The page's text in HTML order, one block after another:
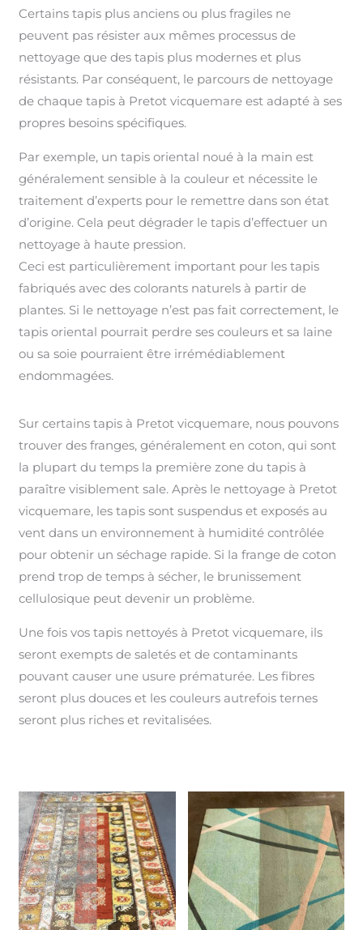
Certains tapis plus anciens ou plus fragiles ne
peuvent pas résister aux mêmes processus de
nettoyage que des tapis plus modernes et plus
résistants. Par conséquent, le parcours de nettoyage
de chaque tapis à Pretot vicquemare est adapté à ses
propres besoins spécifiques.
Par exemple, un tapis oriental noué à la main est
généralement sensible à la couleur et nécessite le
traitement d’experts pour le remettre dans son état
d’origine. Cela peut dégrader le tapis d’effectuer un
nettoyage à haute pression.
Ceci est particulièrement important pour les tapis
fabriqués avec des colorants naturels à partir de
plantes. Si le nettoyage n’est pas fait correctement, le
tapis oriental pourrait perdre ses couleurs et sa laine
ou sa soie pourraient être irrémédiablement
endommagées.
Sur certains tapis à Pretot vicquemare, nous pouvons
trouver des franges, généralement en coton, qui sont
la plupart du temps la première zone du tapis à
paraître visiblement sale. Après le nettoyage à Pretot
vicquemare, les tapis sont suspendus et exposés au
vent dans un environnement à humidité contrôlée
pour obtenir un séchage rapide. Si la frange de coton
prend trop de temps à sécher, le brunissement
cellulosique peut devenir un problème.
Une fois vos tapis nettoyés à Pretot vicquemare, ils
seront exempts de saletés et de contaminants
pouvant causer une usure prématurée. Les fibres
seront plus douces et les couleurs autrefois ternes
seront plus riches et revitalisées.